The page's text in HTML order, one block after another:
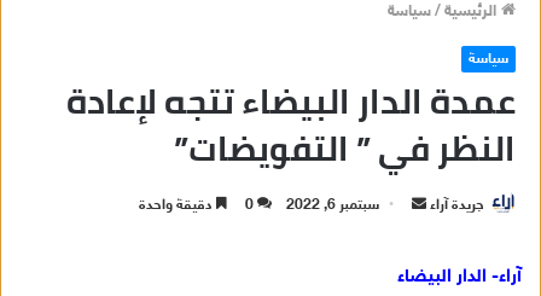
الرئيسية/سياسة
سياسة
عمدة الدار البيضاء تتجه لإعادة
النظر في ” التفويضات”
جريدة آراء سبتمبر 6, 2022 0 دقيقة واحدة
آراء- الدار البيضاء